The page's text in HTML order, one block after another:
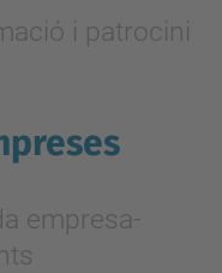
i patrocini
empresa-